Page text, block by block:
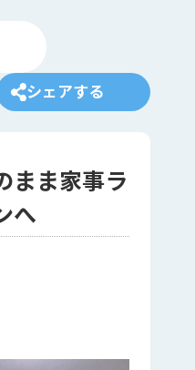
シェアする
まま家事ラ
へ